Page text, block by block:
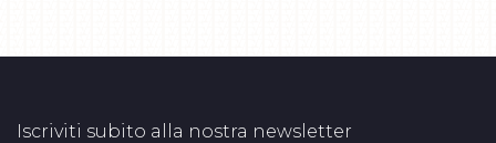
Iscriviti subito alla nostra newsletter